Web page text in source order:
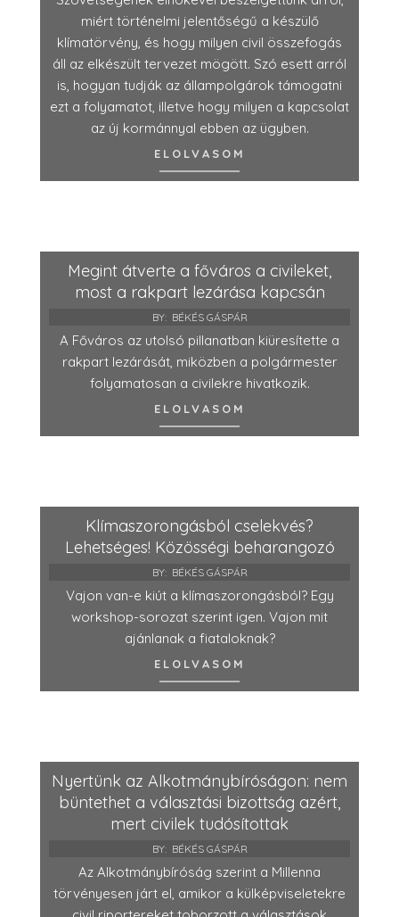
miért történelmi jelentőségű a készülő
klímatörvény, és hogy milyen civil összefogás
áll az elkészült tervezet mögött. Szó esett arról
is, hogyan tudják az állampolgárok támogatni
ezt a folyamatot, illetve hogy milyen a kapcsolat
az új kormánnyal ebben az ügyben.
ELOLVASOM
Megint átverte a főváros a civileket,
most a rakpart lezárása kapcsán
BY: BÉKÉS GÁSPÁR
A Főváros az utolsó pillanatban kiüresítette a
rakpart lezárását, miközben a polgármester
folyamatosan a civilekre hivatkozik.
ELOLVASOM
Klímaszorongásból cselekvés?
Lehetséges! Közösségi beharangozó
BY: BÉKÉS GÁSPÁR
Vajon van-e kiút a klímaszorongásból? Egy
workshop-sorozat szerint igen. Vajon mit
ajánlanak a fiataloknak?
ELOLVASOM
Nyertünk az Alkotmánybíróságon: nem
büntethet a választási bizottság azért,
mert civilek tudósítottak
BY: BÉKÉS GÁSPÁR
Az Alkotmánybíróság szerint a Millenna
törvényesen járt el, amikor a külképviseletekre